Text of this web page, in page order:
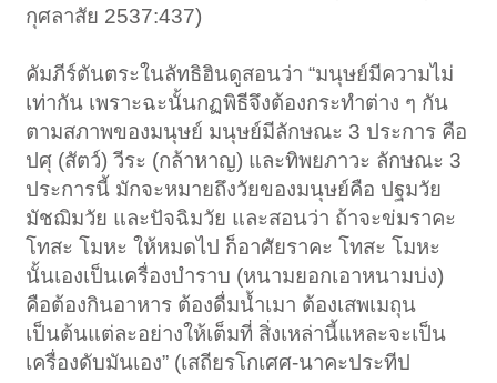
กุศลาสัย 2537:437)
คัมภีร์ตันตระในลัทธิฮินดูสอนว่า “มนุษย์มีความไม่
เท่ากัน เพราะฉะนั้นกฏพิธีจึงต้องกระทำต่าง ๆ กัน
ตามสภาพของมนุษย์ มนุษย์มีลักษณะ 3 ประการ คือ
ปศุ (สัตว์) วีระ (กล้าหาญ) และทิพยภาวะ ลักษณะ 3
ประการนี้ มักจะหมายถึงวัยของมนุษย์คือ ปฐมวัย
มัชฌิมวัย และปัจฉิมวัย และสอนว่า ถ้าจะข่มราคะ
โทสะ โมหะ ให้หมดไป ก็อาศัยราคะ โทสะ โมหะ
นั้นเองเป็นเครื่องบำราบ (หนามยอกเอาหนามบ่ง)
คือต้องกินอาหาร ต้องดื่มน้ำเมา ต้องเสพเมถุน
เป็นต้นแต่ละอย่างให้เต็มที่ สิ่งเหล่านี้แหละจะเป็น
เครื่องดับมันเอง” (เสถียรโกเศศ-นาคะประทีป